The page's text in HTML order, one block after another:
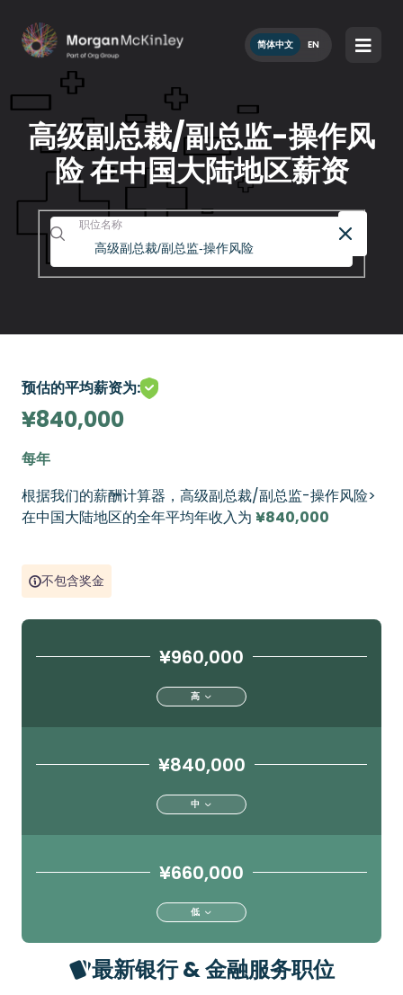
简体中文 EN
高级副总裁/副总监-操作风
险 在中国大陆地区薪资
职位名称
预估的平均薪资为:
¥840,000
每年
根据我们的薪酬计算器，高级副总裁/副总监-操作风险>
在中国大陆地区的全年平均年收入为 ¥840,000
不包含奖金
¥960,000
高
¥840,000
中
¥660,000
低
最新银行 & 金融服务职位